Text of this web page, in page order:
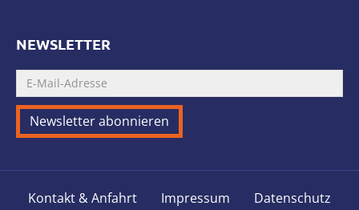
NEWSLETTER
Kontakt & Anfahrt Impressum Datenschutz